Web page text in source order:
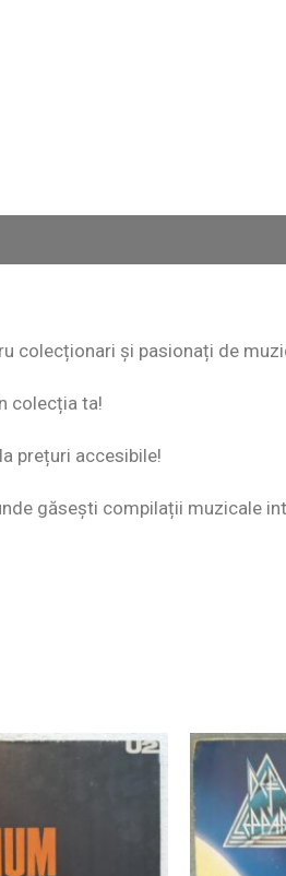
colecționari și pasionați de
colecția ta!
prețuri accesibile!
găsești compilații muzicale